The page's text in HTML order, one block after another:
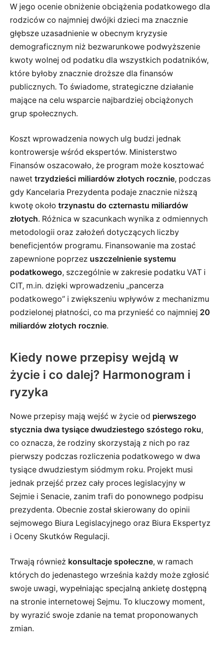
W jego ocenie obniżenie obciążenia podatkowego dla
rodziców co najmniej dwójki dzieci ma znacznie
głębsze uzasadnienie w obecnym kryzysie
demograficznym niż bezwarunkowe podwyższenie
kwoty wolnej od podatku dla wszystkich podatników,
które byłoby znacznie droższe dla finansów
publicznych. To świadome, strategiczne działanie
mające na celu wsparcie najbardziej obciążonych
grup społecznych.
Koszt wprowadzenia nowych ulg budzi jednak
kontrowersje wśród ekspertów. Ministerstwo
Finansów oszacowało, że program może kosztować
nawet trzydzieści miliardów złotych rocznie, podczas
gdy Kancelaria Prezydenta podaje znacznie niższą
kwotę około trzynastu do czternastu miliardów
złotych. Różnica w szacunkach wynika z odmiennych
metodologii oraz założeń dotyczących liczby
beneficjentów programu. Finansowanie ma zostać
zapewnione poprzez uszczelnienie systemu
podatkowego, szczególnie w zakresie podatku VAT i
CIT, m.in. dzięki wprowadzeniu „pancerza
podatkowego” i zwiększeniu wpływów z mechanizmu
podzielonej płatności, co ma przynieść co najmniej 20
miliardów złotych rocznie.
Kiedy nowe przepisy wejdą w
życie i co dalej? Harmonogram i
ryzyka
Nowe przepisy mają wejść w życie od pierwszego
stycznia dwa tysiące dwudziestego szóstego roku,
co oznacza, że rodziny skorzystają z nich po raz
pierwszy podczas rozliczenia podatkowego w dwa
tysiące dwudziestym siódmym roku. Projekt musi
jednak przejść przez cały proces legislacyjny w
Sejmie i Senacie, zanim trafi do ponownego podpisu
prezydenta. Obecnie został skierowany do opinii
sejmowego Biura Legislacyjnego oraz Biura Ekspertyz
i Oceny Skutków Regulacji.
Trwają również konsultacje społeczne, w ramach
których do jedenastego września każdy może zgłosić
swoje uwagi, wypełniając specjalną ankietę dostępną
na stronie internetowej Sejmu. To kluczowy moment,
by wyrazić swoje zdanie na temat proponowanych
zmian.